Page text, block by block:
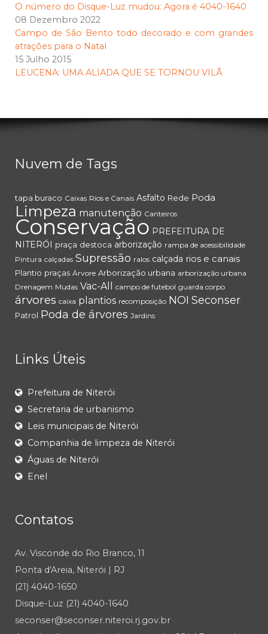
O número do Disque-Luz mudou: Agora é 4040-1640
08 Dezembro 2022
Campo de São Bento todo decorado e com grandes
atrações para o Natal
15 Julho 2015
LEUCENA: UMA ALIADA QUE SE TORNOU VILÃ
Nuvem de Tags
tapa buraco Caixas Rios e Canais Asfalto Rede Poda
Limpeza manutenção Canteiros
Conservação PREFEITURA DE
NITERÓI
praça destoca arborização rampa de acessibilidade
Pintura calçadas Supressão ralos calçada rios e canais
Plantio praças Árvore Arborização urbana arborização urbana
Drenagem Mudas Vac-All campo de futebol guarda corpo
árvores caixa plantios recomposição NOI Seconser
Patrol Poda de árvores Jardins
Links Úteis
Prefeitura de Niterói
Secretaria de urbanismo
Leis municipais de Niterói
Companhia de limpeza de Niterói
Águas de Niterói
Enel
Contatos
Av. Visconde do Rio Branco, 11
Ponta d'Areia, Niterói | RJ
(21) 4040-1650
Disque-Luz (21) 4040-1640
seconser@seconser.niteroi.rj.gov.br